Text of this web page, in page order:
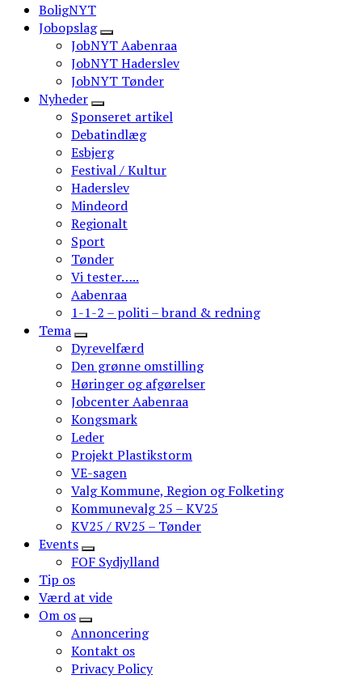
BoligNYT
Jobopslag
JobNYT Aabenraa
JobNYT Haderslev
JobNYT Tønder
Nyheder
Sponseret artikel
Debatindlæg
Esbjerg
Festival / Kultur
Haderslev
Mindeord
Regionalt
Sport
Tønder
Vi tester…..
Aabenraa
1-1-2 – politi – brand & redning
Tema
Dyrevelfærd
Den grønne omstilling
Høringer og afgørelser
Jobcenter Aabenraa
Kongsmark
Leder
Projekt Plastikstorm
VE-sagen
Valg Kommune, Region og Folketing
Kommunevalg 25 – KV25
KV25 / RV25 – Tønder
Events
FOF Sydjylland
Tip os
Værd at vide
Om os
Annoncering
Kontakt os
Privacy Policy